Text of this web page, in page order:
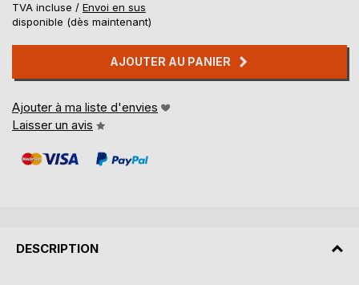
TVA incluse / Envoi en sus
disponible (dès maintenant)
AJOUTER AU PANIER
Ajouter à ma liste d'envies
Laisser un avis
DESCRIPTION